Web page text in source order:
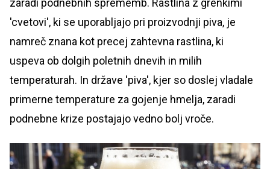
zaradi podnebnih sprememb. Rastlina z grenkimi
'cvetovi', ki se uporabljajo pri proizvodnji piva, je
namreč znana kot precej zahtevna rastlina, ki
uspeva ob dolgih poletnih dnevih in milih
temperaturah. In države 'piva', kjer so doslej vladale
primerne temperature za gojenje hmelja, zaradi
podnebne krize postajajo vedno bolj vroče.